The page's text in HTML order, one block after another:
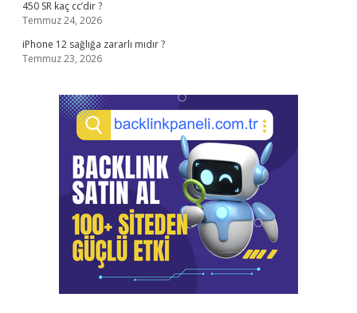
450 SR kaç cc’dir ?
Temmuz 24, 2026
iPhone 12 sağlığa zararlı mıdır ?
Temmuz 23, 2026